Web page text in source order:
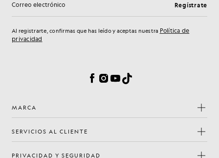
Dirección de correo electrónico Regístrate
Al registrarte, confirmas que has leído y aceptas nuestra Política de
privacidad
Facebook
Instagram
YouTube
TikTok
MARCA
SERVICIOS AL CLIENTE
PRIVACIDAD Y SEGURIDAD